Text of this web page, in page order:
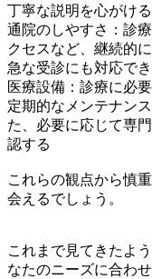
丁寧な説明を心がけ
通院のしやすさ：診
クセスなど、継続的
急な受診にも対応で
医療設備：診療に必
定期的なメンテナン
た、必要に応じて専
認する
これらの観点から慎
会えるでしょう。
これまで見てきたよ
なたのニーズに合わ